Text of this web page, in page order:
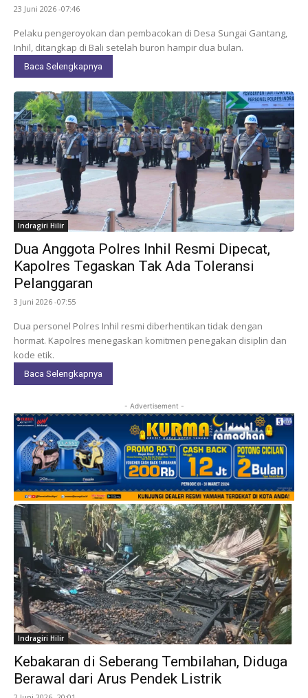
23 Juni 2026 -07:46
Pelaku pengeroyokan dan pembacokan di Desa Sungai Gantang,
Inhil, ditangkap di Bali setelah buron hampir dua bulan.
Baca Selengkapnya
Indragiri Hilir
Dua Anggota Polres Inhil Resmi Dipecat,
Kapolres Tegaskan Tak Ada Toleransi
Pelanggaran
3 Juni 2026 -07:55
Dua personel Polres Inhil resmi diberhentikan tidak dengan
hormat. Kapolres menegaskan komitmen penegakan disiplin dan
kode etik.
Baca Selengkapnya
- Advertisement -
Indragiri Hilir
Kebakaran di Seberang Tembilahan, Diduga
Berawal dari Arus Pendek Listrik